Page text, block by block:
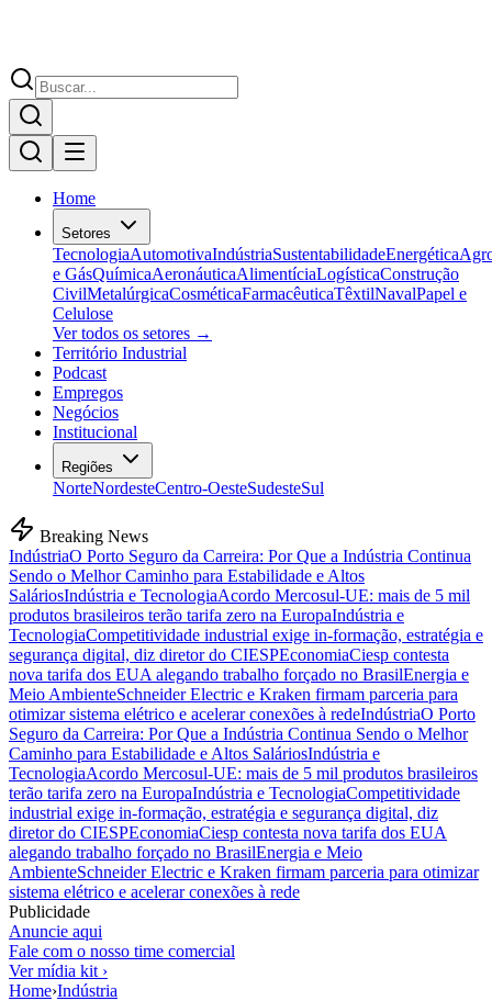
Home
Setores
TecnologiaAutomotivaIndústriaSustentabilidadeEnergética
e GásQuímicaAeronáuticaAlimentíciaLogísticaConstrução
CivilMetalúrgicaCosméticaFarmacêuticaTêxtilNavalPapel e
Celulose
Ver todos os setores →
Território Industrial
Podcast
Empregos
Negócios
Institucional
Regiões
NorteNordesteCentro-OesteSudesteSul
Breaking News
IndústriaO Porto Seguro da Carreira: Por Que a Indústria Continua
Sendo o Melhor Caminho para Estabilidade e Altos
SaláriosIndústria e TecnologiaAcordo Mercosul-UE: mais de 5 mil
produtos brasileiros terão tarifa zero na EuropaIndústria e
TecnologiaCompetitividade industrial exige in-formação, estratégia e
segurança digital, diz diretor do CIESPEconomiaCiesp contesta
nova tarifa dos EUA alegando trabalho forçado no BrasilEnergia e
Meio AmbienteSchneider Electric e Kraken firmam parceria para
otimizar sistema elétrico e acelerar conexões à redeIndústriaO Porto
Seguro da Carreira: Por Que a Indústria Continua Sendo o Melhor
Caminho para Estabilidade e Altos SaláriosIndústria e
TecnologiaAcordo Mercosul-UE: mais de 5 mil produtos brasileiros
terão tarifa zero na EuropaIndústria e TecnologiaCompetitividade
industrial exige in-formação, estratégia e segurança digital, diz
diretor do CIESPEconomiaCiesp contesta nova tarifa dos EUA
alegando trabalho forçado no BrasilEnergia e Meio
AmbienteSchneider Electric e Kraken firmam parceria para otimizar
sistema elétrico e acelerar conexões à rede
Publicidade
Anuncie aqui
Fale com o nosso time comercial
Ver mídia kit ›
Home›Indústria